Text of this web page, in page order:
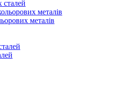
сталей
металів